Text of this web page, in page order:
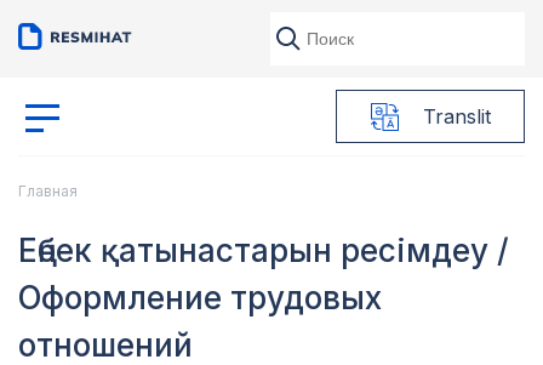
Translit
Главная
Еңбек қатынастарын ресімдеу /
Оформление трудовых
отношений